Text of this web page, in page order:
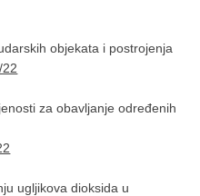
objekata i postrojenja
22
za obavljanje određenih
ugljikova dioksida u